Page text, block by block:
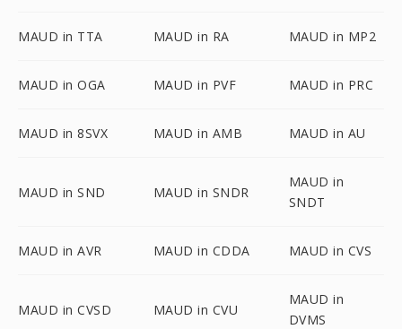
MAUD in TTA MAUD in RA MAUD in MP2
MAUD in OGA MAUD in PVF MAUD in PRC
MAUD in 8SVX MAUD in AMB MAUD in AU
MAUD in SND MAUD in SNDR
MAUD in
SNDT
MAUD in AVR MAUD in CDDA MAUD in CVS
MAUD in CVSD MAUD in CVU
MAUD in
DVMS